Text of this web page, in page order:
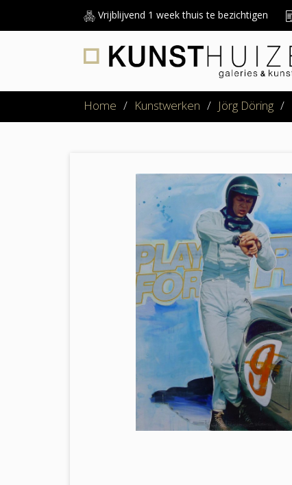
Vrijblijvend 1 week thuis te bezichtigen
Home / Kunstwerken / Jörg Döring /